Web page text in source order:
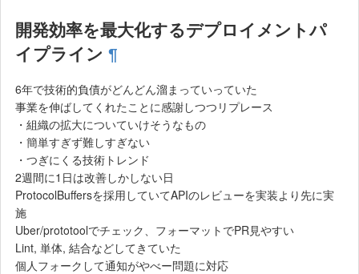
開発効率を最大化するデプロイメントパ
イプライン ¶
6年で技術的負債がどんどん溜まっていっていた
事業を伸ばしてくれたことに感謝しつつリプレース
・組織の拡大についていけそうなもの
・簡単すぎず難しすぎない
・つぎにくる技術トレンド
2週間に1日は改善しかしない日
ProtocolBuffersを採用していてAPIのレビューを実装より先に実
施
Uber/prototoolでチェック、フォーマットでPR見やすい
Lint, 単体, 結合などしてきていた
個人フォークして通知がやべー問題に対応